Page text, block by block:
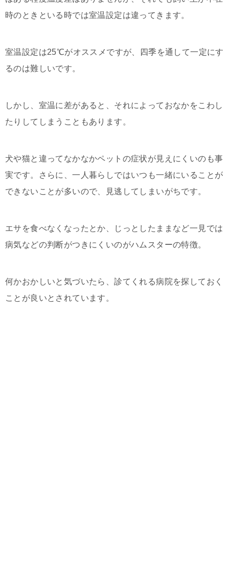
時のときといる時では室温設定は違ってきます。
室温設定は25℃がオススメですが、四季を通して一定にす
るのは難しいです。
しかし、室温に差があると、それによっておなかをこわし
たりしてしまうこともあります。
犬や猫と違ってなかなかペットの症状が見えにくいのも事
実です。さらに、一人暮らしではいつも一緒にいることが
できないことが多いので、見逃してしまいがちです。
エサを食べなくなったとか、じっとしたままなど一見では
病気などの判断がつきにくいのがハムスターの特徴。
何かおかしいと気づいたら、診てくれる病院を探しておく
ことが良いとされています。